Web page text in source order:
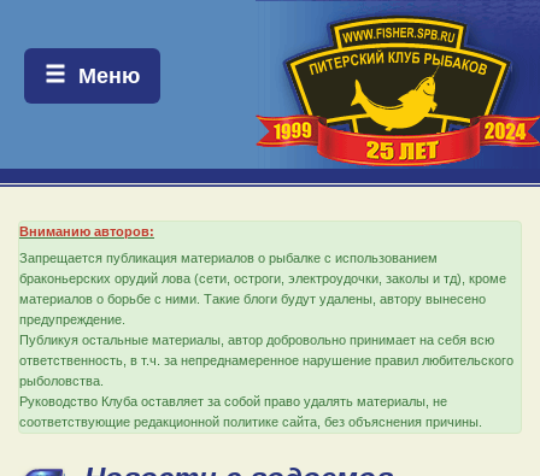
Меню:
Меню
Вниманию авторов:
Запрещается публикация материалов о рыбалке с использованием
браконьерских орудий лова (сети, остроги, электроудочки, заколы и тд), кроме
материалов о борьбе с ними. Такие блоги будут удалены, автору вынесено
предупреждение.
Публикуя остальные материалы, автор добровольно принимает на себя всю
ответственность, в т.ч. за непреднамеренное нарушение правил любительского
рыболовства.
Руководство Клуба оставляет за собой право удалять материалы, не
соответствующие редакционной политике сайта, без объяснения причины.